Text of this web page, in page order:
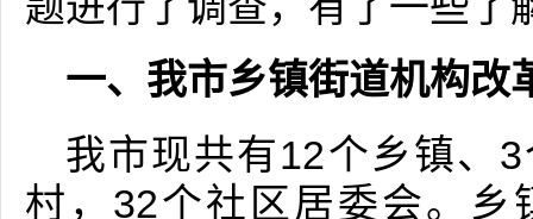
一、我市乡镇街道机构改
我市现共有12个乡镇、
村，32个社区居委会。乡